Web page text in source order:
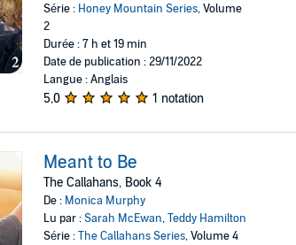
Série : Honey Mountain Series, Volume
2
Durée : 7 h et 19 min
Date de publication : 29/11/2022
Langue : Anglais
5,0 1 notation
Meant to Be
The Callahans, Book 4
De : Monica Murphy
Lu par :Sarah McEwan,Teddy Hamilton
Série :The Callahans Series, Volume 4